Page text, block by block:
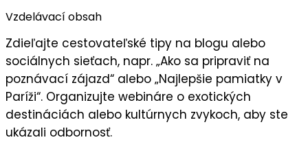
Vzdelávací obsah
Zdieľajte cestovateľské tipy na blogu alebo
sociálnych sieťach, napr. „Ako sa pripraviť na
poznávací zájazd“ alebo „Najlepšie pamiatky v
Paríži“. Organizujte webináre o exotických
destináciách alebo kultúrnych zvykoch, aby ste
ukázali odbornosť.